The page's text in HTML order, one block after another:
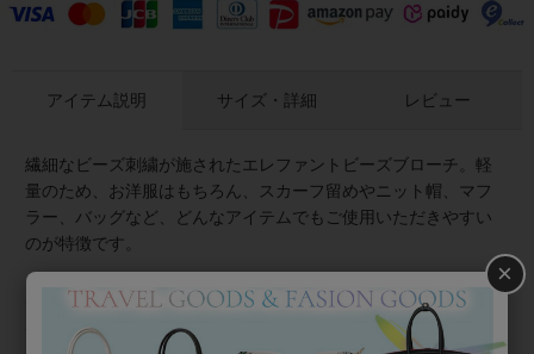
アイテム説明
繊細なビーズ刺繍が施されたエレファントビーズブローチ。軽
量のため、お洋服はもちろん、スカーフ留めやニット帽、マフ
ラー、バッグなど、どんなアイテムでもご使用いただきやすい
のが特徴です。
★雑誌掲載アイテム★
素敵なあの人7月号
サイズ・詳細 レビュー
×